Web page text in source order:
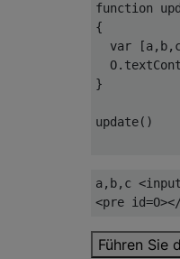
function
{
var
[a, b, c
  O
.
}
update()
a,b,c <input
<pre id=O
Führen Sie